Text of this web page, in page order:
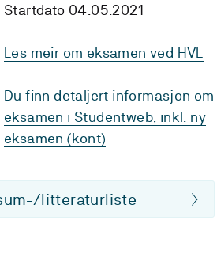
Startdato 04.05.2021
Les meir om eksamen ved HVL
Du finn detaljert informasjon om
eksamen i Studentweb, inkl. ny
eksamen (kont)
litteraturliste